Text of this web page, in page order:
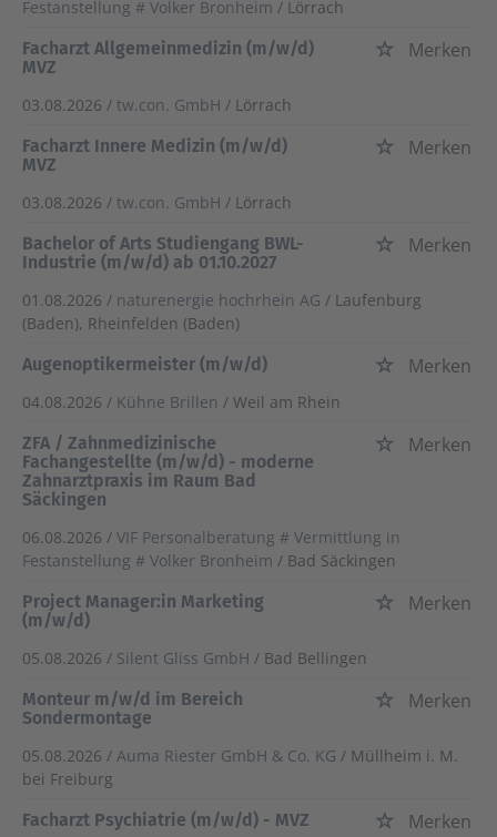
Festanstellung # Volker Bronheim / Lörrach
Facharzt Allgemeinmedizin (m/w/d)
MVZ
Merken
03.08.2026 / tw.con. GmbH / Lörrach
Facharzt Innere Medizin (m/w/d)
MVZ
Merken
03.08.2026 / tw.con. GmbH / Lörrach
Bachelor of Arts Studiengang BWL-
Industrie (m/w/d) ab 01.10.2027
Merken
01.08.2026 / naturenergie hochrhein AG / Laufenburg
(Baden), Rheinfelden (Baden)
Augenoptikermeister (m/w/d)
Merken
04.08.2026 / Kühne Brillen / Weil am Rhein
ZFA / Zahnmedizinische
Fachangestellte (m/w/d) - moderne
Zahnarztpraxis im Raum Bad
Säckingen
Merken
06.08.2026 / VIF Personalberatung # Vermittlung in
Festanstellung # Volker Bronheim / Bad Säckingen
Project Manager:in Marketing
(m/w/d)
Merken
05.08.2026 / Silent Gliss GmbH / Bad Bellingen
Monteur m/w/d im Bereich
Sondermontage
Merken
05.08.2026 / Auma Riester GmbH & Co. KG / Müllheim i. M.
bei Freiburg
Facharzt Psychiatrie (m/w/d) - MVZ
Merken